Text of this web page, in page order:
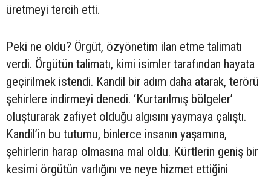
üretmeyi tercih etti.
Peki ne oldu? Örgüt, özyönetim ilan etme talimatı
verdi. Örgütün talimatı, kimi isimler tarafından hayata
geçirilmek istendi. Kandil bir adım daha atarak, terörü
şehirlere indirmeyi denedi. ‘Kurtarılmış bölgeler’
oluşturarak zafiyet olduğu algısını yaymaya çalıştı.
Kandil’in bu tutumu, binlerce insanın yaşamına,
şehirlerin harap olmasına mal oldu. Kürtlerin geniş bir
kesimi örgütün varlığını ve neye hizmet ettiğini